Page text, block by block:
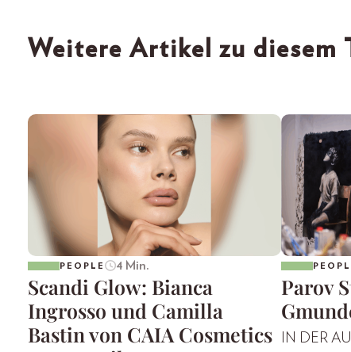
Weitere Artikel zu diesem
PEOPLE 4 Min.
Scandi Glow: Bianca
Ingrosso und Camilla
Bastin von CAIA Cosmetics
Parov
IN DER